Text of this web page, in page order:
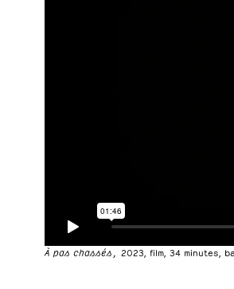
À pas chassés, 2023, film, 34 minutes,